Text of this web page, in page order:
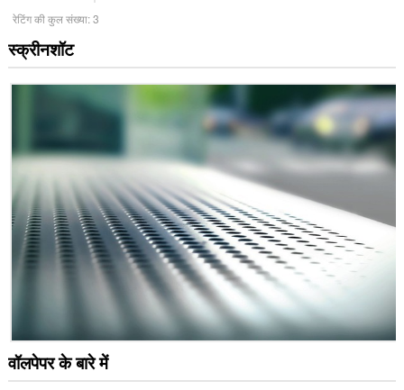
रेटिंग की कुल संख्या:3
स्क्रीनशॉट
वॉलपेपर के बारे में